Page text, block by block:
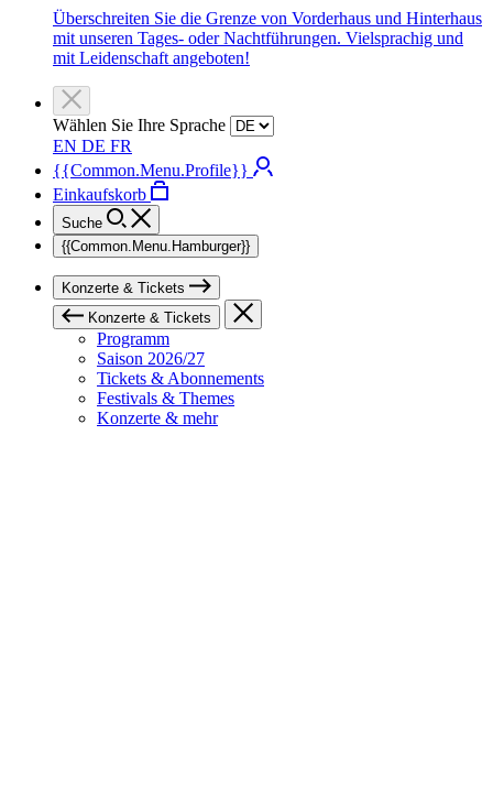
Überschreiten Sie die Grenze von Vorderhaus und Hinterhaus
mit unseren Tages- oder Nachtführungen. Vielsprachig und
mit Leidenschaft angeboten!
Wählen Sie Ihre Sprache
EN DE FR
{{Common.Menu.Profile}}
Einkaufskorb
Suche
{{Common.Menu.Hamburger}}
Konzerte & Tickets
Konzerte & Tickets
Programm
Saison 2026/27
Tickets & Abonnements
Festivals & Themes
Konzerte & mehr